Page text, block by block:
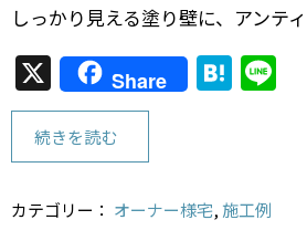
しっかり見える塗り壁に、アンテ
X Share H
at
a
続きを読む
カテゴリー： オーナー様宅, 施工例